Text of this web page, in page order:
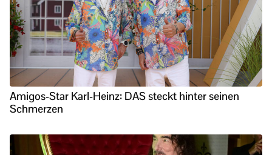
Amigos-Star Karl-Heinz: DAS steckt hinter seinen
Schmerzen